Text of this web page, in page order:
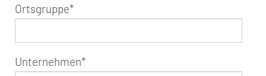
Ortsgruppe*
Unternehmen*